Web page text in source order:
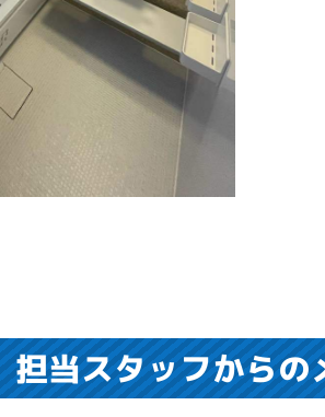
担当スタッフからの